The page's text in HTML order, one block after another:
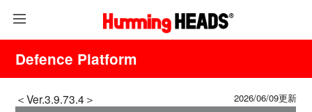
Defence Platform
＜Ver.3.9.73.4＞ 2026/06/09更新